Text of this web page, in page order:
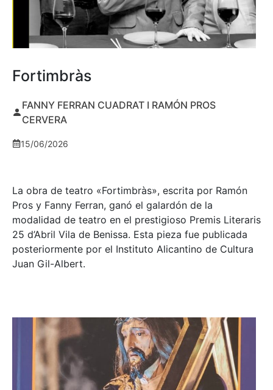
Fortimbràs
FANNY FERRAN CUADRAT I RAMÓN PROS
CERVERA
15/06/2026
La obra de teatro «Fortimbràs», escrita por Ramón
Pros y Fanny Ferran, ganó el galardón de la
modalidad de teatro en el prestigioso Premis Literaris
25 d’Abril Vila de Benissa. Esta pieza fue publicada
posteriormente por el Instituto Alicantino de Cultura
Juan Gil-Albert.